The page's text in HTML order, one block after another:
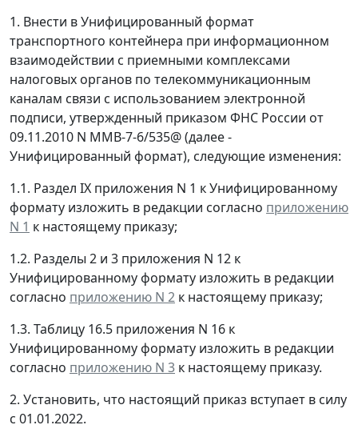
1. Внести в Унифицированный формат
транспортного контейнера при информационном
взаимодействии с приемными комплексами
налоговых органов по телекоммуникационным
каналам связи с использованием электронной
подписи, утвержденный приказом ФНС России от
09.11.2010 N ММВ-7-6/535@ (далее -
Унифицированный формат), следующие изменения:
1.1. Раздел IX приложения N 1 к Унифицированному
формату изложить в редакции согласно приложению
N 1 к настоящему приказу;
1.2. Разделы 2 и 3 приложения N 12 к
Унифицированному формату изложить в редакции
согласно приложению N 2 к настоящему приказу;
1.3. Таблицу 16.5 приложения N 16 к
Унифицированному формату изложить в редакции
согласно приложению N 3 к настоящему приказу.
2. Установить, что настоящий приказ вступает в силу
с 01.01.2022.